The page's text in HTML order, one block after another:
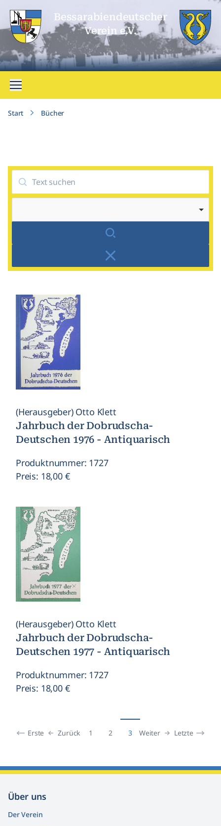
Bessarabien­deutscher
Verein e.V.
Menü öffnen
Start Bücher
Suche
Suchen
Zurücksetzen
(Herausgeber) Otto Klett
Jahrbuch der Dobrudscha-
Deutschen 1976 - Antiquarisch
Produktnummer: 1727
Preis: 18,00 €
(Herausgeber) Otto Klett
Jahrbuch der Dobrudscha-
Deutschen 1977 - Antiquarisch
Produktnummer: 1727
Preis: 18,00 €
Erste Zurück 1 2 3 Weiter Letzte
Über uns
Der Verein